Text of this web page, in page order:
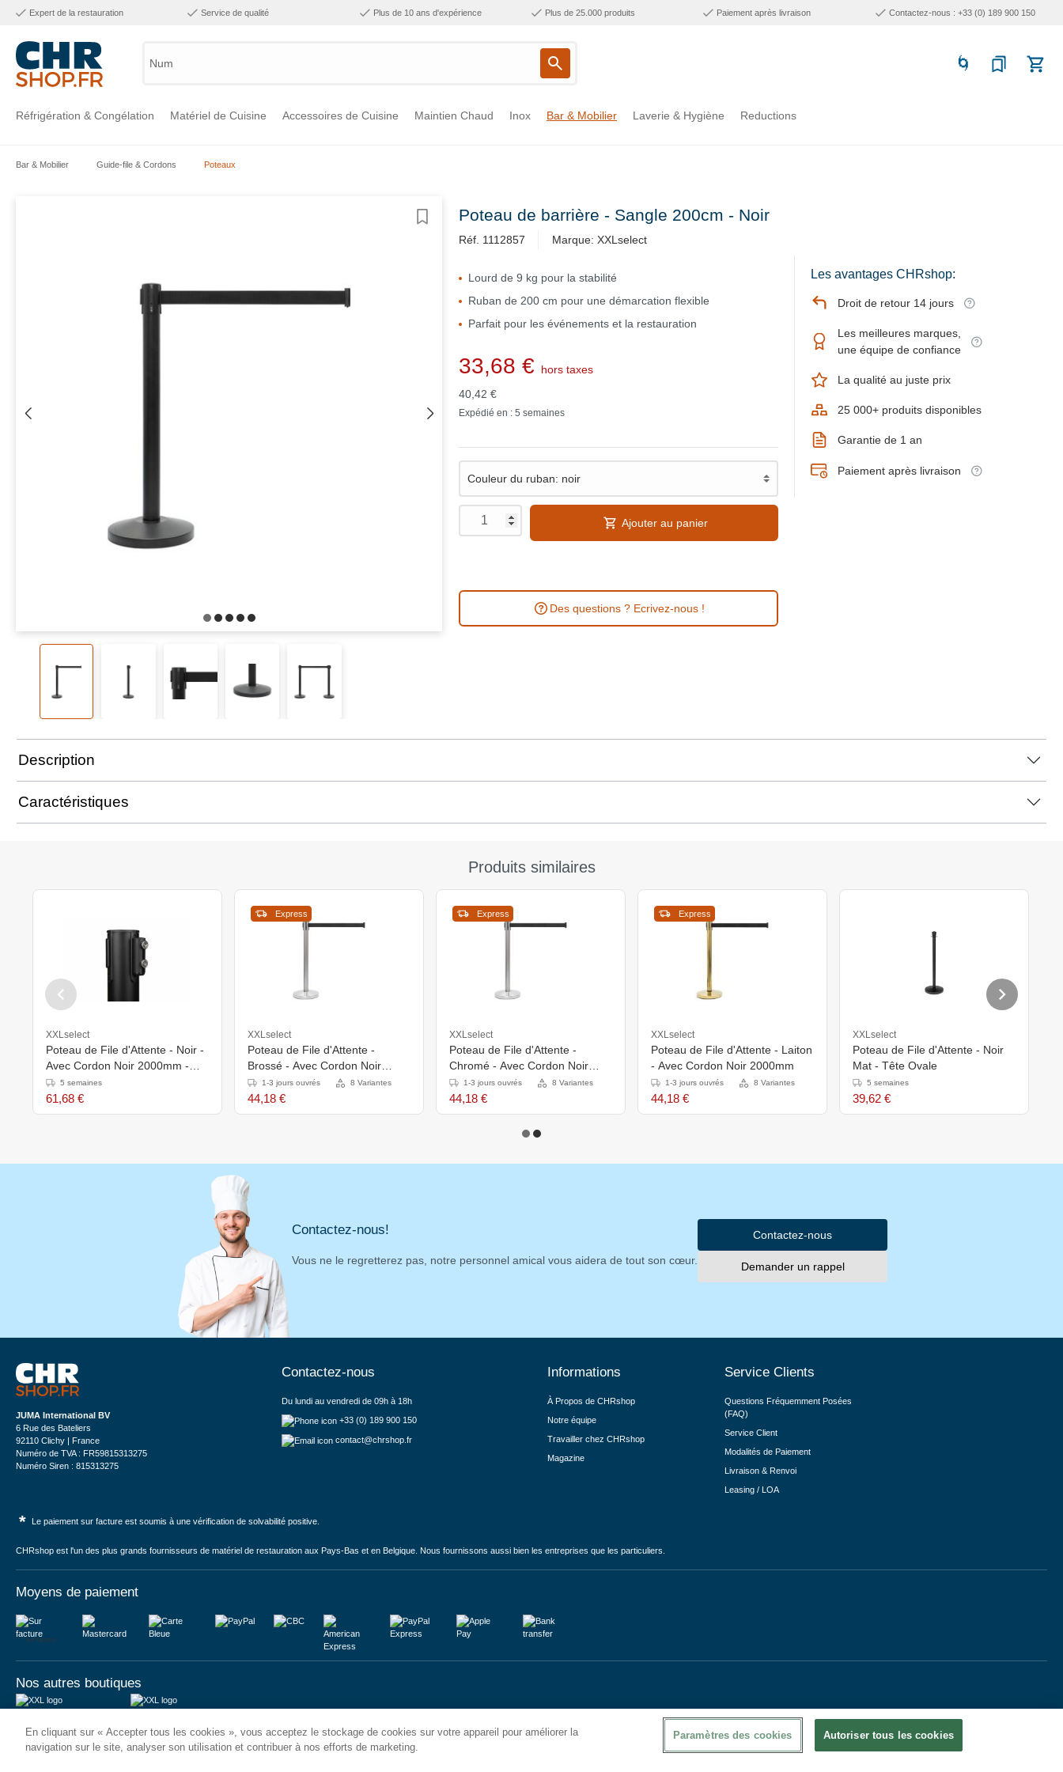
Expert de la restauration Service de qualité Plus de 10 ans d'expérience Plus de 25.000 produits Paiement après livraison Contactez-nous : +33 (0) 189 900 150
Numéro
Réfrigération & Congélation Matériel de Cuisine Accessoires de Cuisine Maintien Chaud Inox Bar & Mobilier Laverie & Hygiène Reductions
Bar & Mobilier Guide-file & Cordons Poteaux
Poteau de barrière - Sangle 200cm - Noir
Réf. 1112857 Marque: XXLselect
Lourd de 9 kg pour la stabilité
Ruban de 200 cm pour une démarcation flexible
Parfait pour les événements et la restauration
33,68 €
hors taxes
40,42 €
Expédié en : 5 semaines
Ajouter au panier
Des questions ? Ecrivez-nous !
Les avantages CHRshop:
Droit de retour 14 jours
Les meilleures marques,
une équipe de confiance
La qualité au juste prix
25 000+ produits disponibles
Garantie de 1 an
Paiement après livraison
Description
Caractéristiques
Produits similaires
XXLselect
Poteau de File d'Attente - Noir -
Avec Cordon Noir 2000mm -
Fermeture Magnétique
5 semaines
61,68 €
Express
XXLselect
Poteau de File d'Attente -
Brossé - Avec Cordon Noir
2000mm
1-3 jours ouvrés 8 Variantes
44,18 €
Express
XXLselect
Poteau de File d'Attente -
Chromé - Avec Cordon Noir
2000mm
1-3 jours ouvrés 8 Variantes
44,18 €
Express
XXLselect
Poteau de File d'Attente - Laiton
- Avec Cordon Noir 2000mm
1-3 jours ouvrés 8 Variantes
44,18 €
XXLselect
Poteau de File d'Attente - Noir
Mat - Tête Ovale
5 semaines
39,62 €
Contactez-nous!
Vous ne le regretterez pas, notre personnel amical vous aidera de tout son cœur.
Contactez-nous
Demander un rappel
JUMA International BV
6 Rue des Bateliers
92110 Clichy | France
Numéro de TVA : FR59815313275
Numéro Siren : 815313275
Contactez-nous
Du lundi au vendredi de 09h à 18h
+33 (0) 189 900 150
contact@chrshop.fr
Informations
À Propos de CHRshop
Notre équipe
Travailler chez CHRshop
Magazine
Service Clients
Questions Fréquemment Posées
(FAQ)
Service Client
Modalités de Paiement
Livraison & Renvoi
Leasing / LOA
* Le paiement sur facture est soumis à une vérification de solvabilité positive.
CHRshop est l'un des plus grands fournisseurs de matériel de restauration aux Pays-Bas et en Belgique. Nous fournissons aussi bien les entreprises que les particuliers.
Moyens de paiement
Sur facture
Nos autres boutiques
Königsborner Straße 26a
39175 Biederitz | Deutschland
Vrijheidweg 34
1521RR Wormerveer | Nederland
En cliquant sur « Accepter tous les cookies », vous acceptez le stockage de cookies sur votre appareil pour améliorer la
navigation sur le site, analyser son utilisation et contribuer à nos efforts de marketing.
Paramètres des cookies Autoriser tous les cookies